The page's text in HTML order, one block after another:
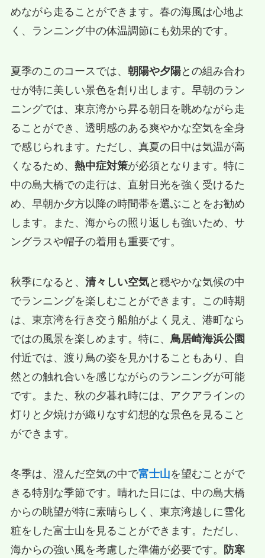
めながら走ることができます。春の海風は心地よ
く、ランニング中の体温調節にも効果的です。
夏季のこのコースでは、 朝陽や夕陽との組み合わ
せが特に美しい景色を創り出します。早朝のラン
ニングでは、東京湾から昇る朝日を眺めながら走
ることができ、透明感のある爽やかな空気を全身
で感じられます。ただし、真夏の日中は気温が高
くなるため、 熱中症対策が必須となります。特に
中の島大橋での走行は、直射日光を強く受けるた
め、早朝か夕方以降の時間帯を選ぶことをお勧め
します。また、海からの照り返しも強いため、サ
ングラスや帽子の着用も重要です。
秋季になると、 清々しい空気と穏やかな気候の中
でランニングを楽しむことができます。この時期
は、東京湾を行き交う船舶がよく見え、港町なら
ではの風景を楽しめます。特に、 鳥居崎海浜公園
付近では、渡り鳥の姿を見かけることもあり、自
然との触れ合いを感じながらのランニングが可能
です。また、秋の夕暮れ時には、アクアラインの
灯りと夕焼けが織りなす幻想的な景色を見ること
ができます。
冬季は、澄んだ空気の中で富士山を望むことがで
きる特別な季節です。晴れた日には、中の島大橋
からの眺望が特に素晴らしく、東京湾越しに雪化
粧をした富士山を見ることができます。ただし、
海からの強い風を考慮した準備が必要です。
防寒